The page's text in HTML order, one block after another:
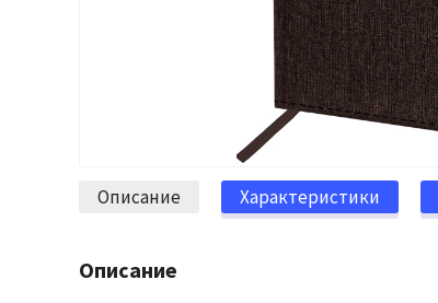
Описание Характеристики
Описание